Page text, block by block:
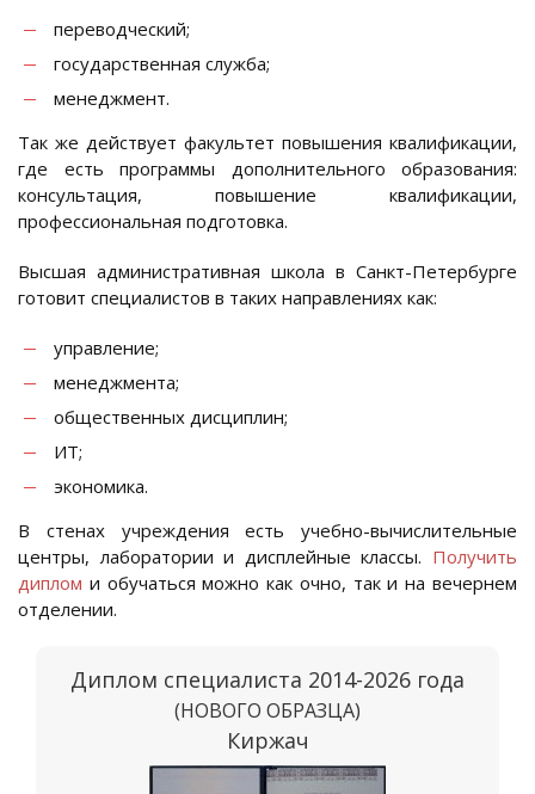
переводческий;
государственная служба;
менеджмент.
Так же действует факультет повышения квалификации,
где есть программы дополнительного образования:
консультация, повышение квалификации,
профессиональная подготовка.
Высшая административная школа в Санкт-Петербурге
готовит специалистов в таких направлениях как:
управление;
менеджмента;
общественных дисциплин;
ИТ;
экономика.
В стенах учреждения есть учебно-вычислительные
центры, лаборатории и дисплейные классы. Получить
диплом и обучаться можно как очно, так и на вечернем
отделении.
Диплом специалиста 2014-2026 года
(НОВОГО ОБРАЗЦА)
Киржач